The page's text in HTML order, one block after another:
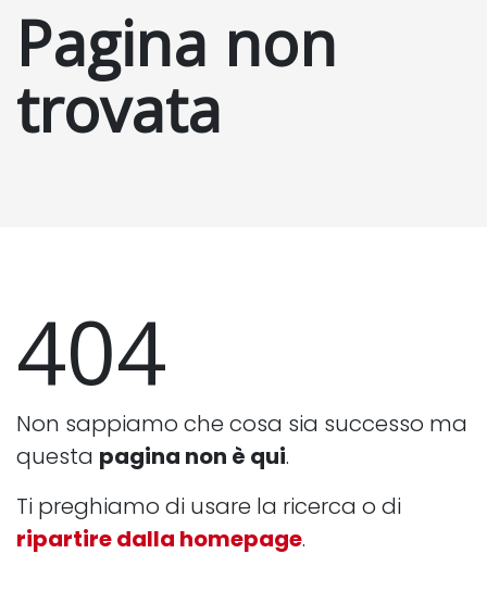
Pagina non
trovata
404
Non sappiamo che cosa sia successo ma
questa pagina non è qui.
Ti preghiamo di usare la ricerca o di
ripartire dalla homepage.